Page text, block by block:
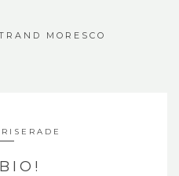
MORESCO